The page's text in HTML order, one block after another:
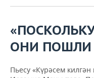
ОПК
ЭНЕРГЕТИКА
БИЗНЕС-БРАНЧИ
ONLINE-
ФУТБОЛ
ХОККЕЙ
НОВОСТИ
ВЛАСТЬ
ФОТОГАЛЕРЕЯ
СЮЖЕТЫ
ОНИ ПОШЛИ
Пьесу «Күрәсем